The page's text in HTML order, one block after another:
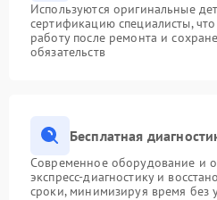
Используются оригинальные
сертификацию специалисты,
работу после ремонта и
обязательств
Бесплатная
Современное оборудование и
экспресс-диагностику и
сроки, минимизируя время без